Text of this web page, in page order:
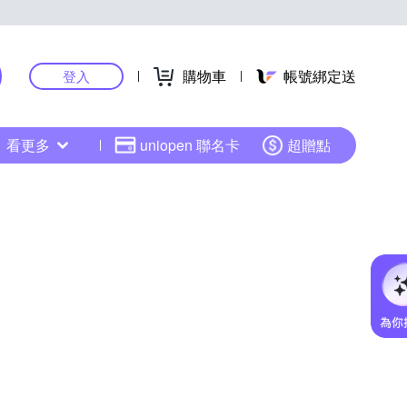
登入 購物車 帳號綁定送
看更多 uniopen 聯名卡 超贈點